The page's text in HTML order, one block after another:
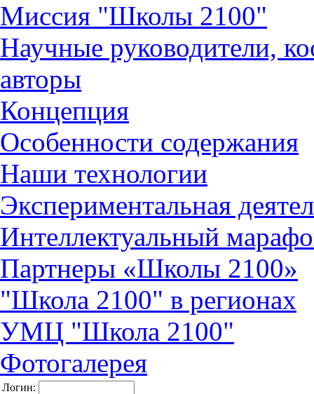
Миссия "Школы 2100"
Научные руководители,
авторы
Концепция
Особенности содержания
Наши технологии
Экспериментальная
Интеллектуальный
Партнеры «Школы 2100»
"Школа 2100" в регионах
УМЦ "Школа 2100"
Фотогалерея
Логин: